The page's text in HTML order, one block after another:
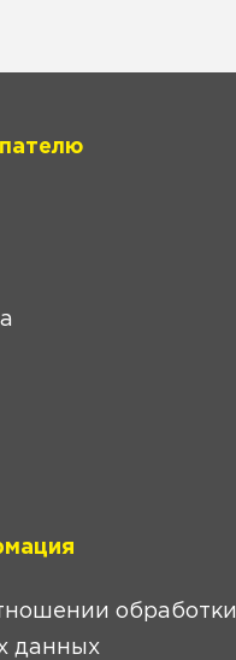
обработки
данных